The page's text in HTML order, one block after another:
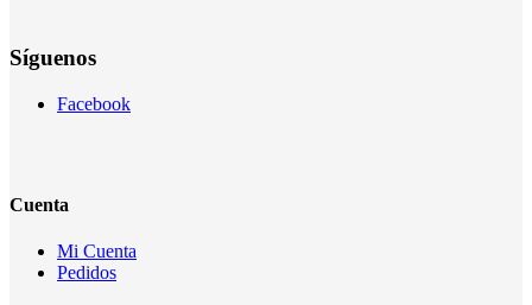
Síguenos
Facebook
Cuenta
Mi Cuenta
Pedidos